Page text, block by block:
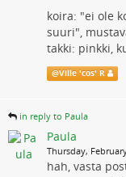
koira: "ei ole
suuri",
takki: pinkki,
@Ville 'cos' R
in reply to Paula
Paula
Thursday,
hah, vasta